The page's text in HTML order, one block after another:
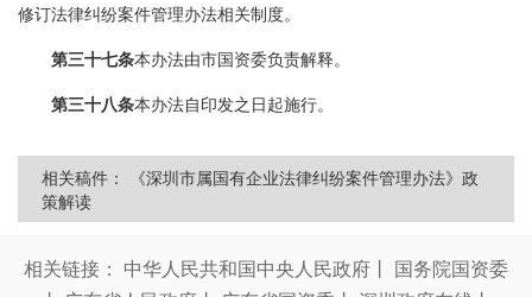
修订法律纠纷案件管理办法相关制度。
第三十七条本办法由市国资委负责解释。
第三十八条本办法自印发之日起施行。
相关稿件：
《深圳市属国有企业法律纠纷案件管理办法》政
策解读
相关链接： 中华人民共和国中央人民政府 丨 国务院国资委